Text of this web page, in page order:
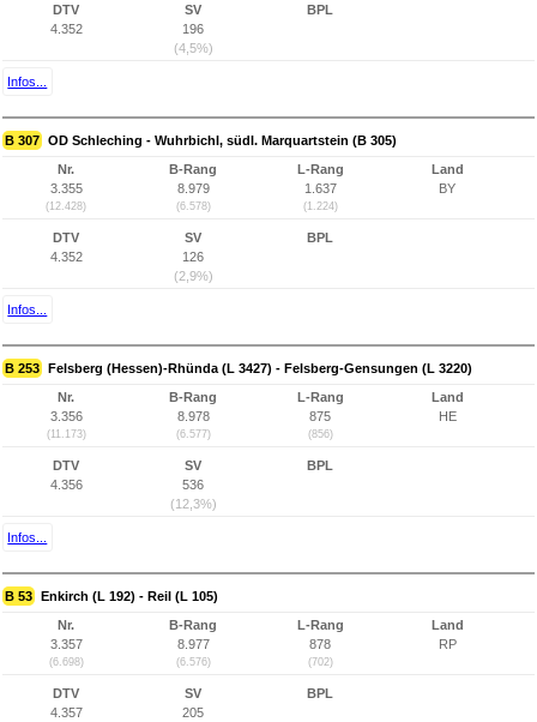
DTV
4.352
SV
196
(4,5%)
BPL
Infos...
B 307 OD Schleching - Wuhrbichl, südl. Marquartstein (B 305)
Nr.
3.355
(12.428)
B-Rang
8.979
(6.578)
L-Rang
1.637
(1.224)
Land
BY
DTV
4.352
SV
126
(2,9%)
BPL
Infos...
B 253 Felsberg (Hessen)-Rhünda (L 3427) - Felsberg-Gensungen (L 3220)
Nr.
3.356
(11.173)
B-Rang
8.978
(6.577)
L-Rang
875
(856)
Land
HE
DTV
4.356
SV
536
(12,3%)
BPL
Infos...
B 53 Enkirch (L 192) - Reil (L 105)
Nr.
3.357
(6.698)
B-Rang
8.977
(6.576)
L-Rang
878
(702)
Land
RP
DTV
4.357
SV
205
BPL